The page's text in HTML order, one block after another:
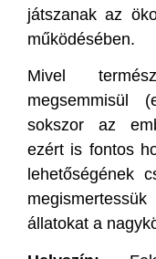
játszanak az
működésében.
Mivel
megsemmisül
sokszor az
ezért is fontos
lehetőségének
állatokat a